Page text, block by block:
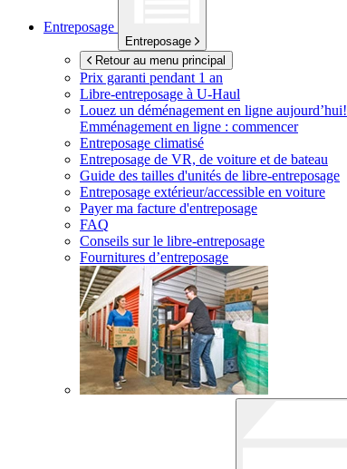
Entreposage
Entreposage
Retour au menu principal
Prix garanti pendant 1 an
Libre-entreposage à U-Haul
Louez un déménagement en ligne aujourd’hui!
Emménagement en ligne : commencer
Entreposage climatisé
Entreposage de VR, de voiture et de bateau
Guide des tailles d'unités de libre-entreposage
Entreposage extérieur/accessible en voiture
Payer ma facture d'entreposage
FAQ
Conseils sur le libre-entreposage
Fournitures d’entreposage